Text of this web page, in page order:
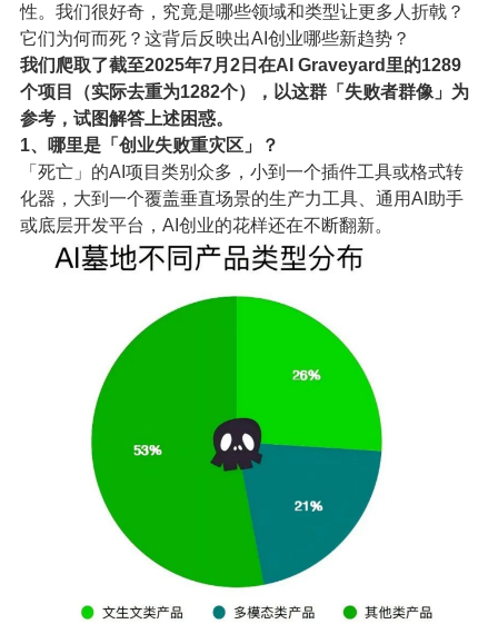
性。我们很好奇，究竟是哪些领域和类型让更多人折戟？
它们为何而死？这背后反映出AI创业哪些新趋势？
我们爬取了截至2025年7月2日在AI Graveyard里的1289
个项目（实际去重为1282个），以这群「失败者群像」为
参考，试图解答上述困惑。
1、哪里是「创业失败重灾区」？
「死亡」的AI项目类别众多，小到一个插件工具或格式转
化器，大到一个覆盖垂直场景的生产力工具、通用AI助手
或底层开发平台，AI创业的花样还在不断翻新。